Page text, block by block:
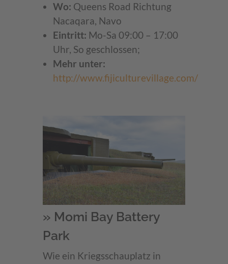
Wo: Queens Road Richtung
Nacaqara, Navo
Eintritt: Mo-Sa 09:00 – 17:00
Uhr, So geschlossen;
Mehr unter:
http://www.fijiculturevillage.com/
» Momi Bay Battery
Park
Wie ein Kriegsschauplatz in